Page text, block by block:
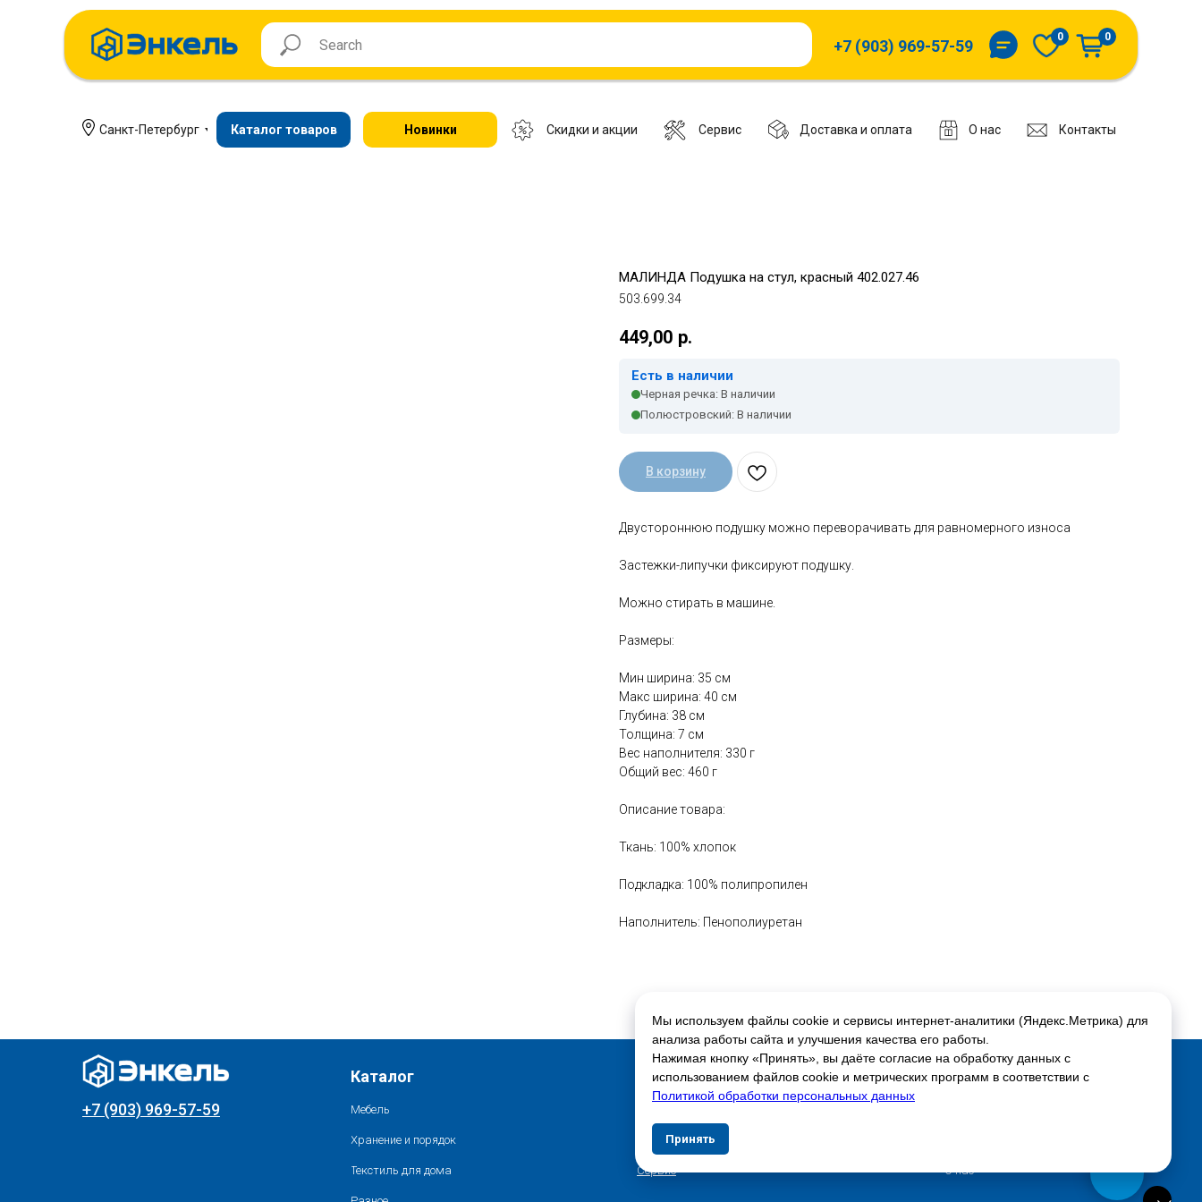
Мы используем файлы cookie и сервисы интернет-аналитики (Яндекс.Метрика) для
анализа работы сайта и улучшения качества его работы.
Нажимая кнопку «Принять», вы даёте согласие на обработку данных с
использованием файлов cookie и метрических программ в соответствии с
Политикой обработки персональных данных
Принять
+7 (903) 969-57-59 0
0
Контакты
О нас
Доставка и оплата
Скидки и акции Сервис
Каталог товаров Новинки
Санкт-Петербург
МАЛИНДА Подушка на стул, красный 402.027.46
503.699.34
449,00 р.
Есть в наличии
Черная речка: В наличии
Полюстровский: В наличии
В корзину
Двустороннюю подушку можно переворачивать для равномерного износа
Застежки-липучки фиксируют подушку.
Можно стирать в машине.
Размеры:
Мин ширина: 35 см
Макс ширина: 40 см
Глубина: 38 см
Толщина: 7 см
Вес наполнителя: 330 г
Общий вес: 460 г
Описание товара:
Ткань: 100% хлопок
Подкладка: 100% полипропилен
Наполнитель: Пенополиуретан
Каталог
Мебель
Хранение и порядок
Текстиль для дома О нас
Соцсети:
+7 (903) 969-57-59
Свяжитесь с нами
Адреса магазинов
Сервис